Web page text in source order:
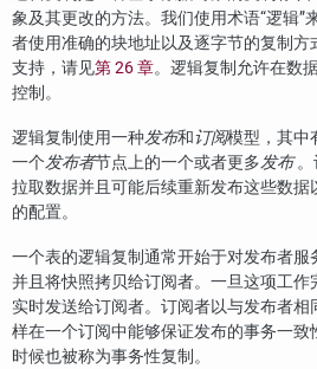
象及其更改的方法。我们使用术语“逻辑”
者使用准确的块地址以及逐字节的复制方
支持，请见第 26 章。逻辑复制允许在数
控制。
逻辑复制使用一种发布和订阅模型，其中
一个发布者节点上的一个或者更多发布。
拉取数据并且可能后续重新发布这些数
的配置。
一个表的逻辑复制通常开始于对发布者服
并且将快照拷贝给订阅者。一旦这项工作
实时发送给订阅者。订阅者以与发布者
样在一个订阅中能够保证发布的事务一
时候也被称为事务性复制。